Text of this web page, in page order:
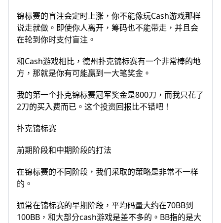
锦标赛的盲注会定时上涨，你不能像玩Cash游戏那样
说走就做。即使你人离开，筹码也不能带走，并且会
在轮到你时支付盲注。
和Cash游戏相比，德州扑克锦标赛有一个非常棒的地
方，那就是你有可能赢到一大笔奖金。
我的第一个扑克锦标赛冠军奖金是800刀，而我只花了
2刀的买入费而已。这个投资回报比不错吧！
扑克锦标赛
前期阶段和中期阶段的打法
在锦标赛的不同阶段，我们采取的策略是非常不一样
的。
通常在锦标赛的早期阶段，平均码量大约在70BB到
100BB，和大部分cash游戏是差不多的。BB指的是大